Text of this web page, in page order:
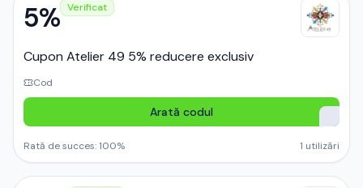
5% Verificat
Cupon Atelier 49 5% reducere exclusiv
Cod
Arată codul
Rată de succes:100% 1 utilizări